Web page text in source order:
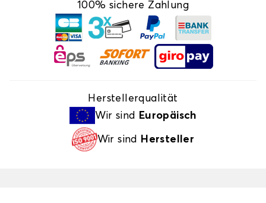
100% sichere Zahlung
Herstellerqualität
Wir sind
Europäisch
Wir sind Hersteller